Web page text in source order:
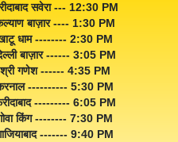
सवेरा --- 12:30 PM
बाज़ार ---- 1:30 PM
धाम -------- 2:30 PM
बाज़ार ------ 3:05 PM
गणेश ------ 4:35 PM
---------- 5:30 PM
--------- 6:05 PM
किंग -------- 7:30 PM
------- 9:40 PM